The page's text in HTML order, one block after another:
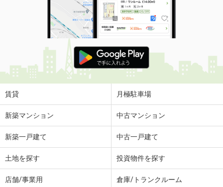
賃貸 月極駐車場
新築マンション 中古マンション
新築一戸建て 中古一戸建て
土地を探す 投資物件を探す
店舗/事業用 倉庫/トランクルーム